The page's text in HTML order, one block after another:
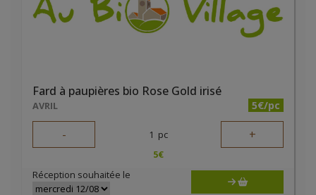
Fard à paupières bio Rose Gold irisé
AVRIL 5€/pc
- 1 pc +
5€
Réception souhaitée le